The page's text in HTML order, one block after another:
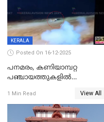
KERALA
Posted On 16-12-2025
പനമരം, കണിയാമ്പറ്റ
പഞ്ചായത്തുകളിൽ
സ്ഥാപനങ്ങൾക്ക് അവധി
1 Min Read View All